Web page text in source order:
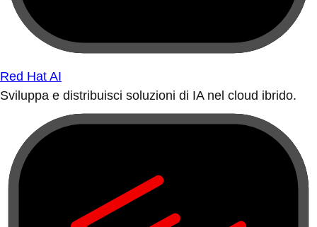
Red Hat AI
Sviluppa e distribuisci soluzioni di IA nel cloud ibrido.